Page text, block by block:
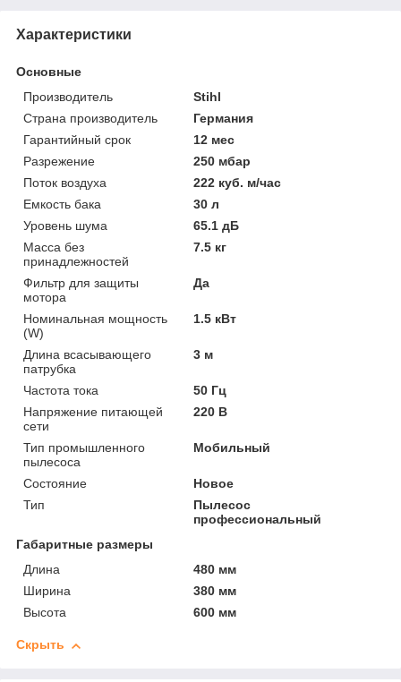
Характеристики
Основные
Производитель
Stihl
Страна производитель
Германия
Гарантийный срок
12 мес
Разрежение
250 мбар
Поток воздуха
222 куб. м/час
Емкость бака
30 л
Уровень шума
65.1 дБ
Масса без
принадлежностей
7.5 кг
Фильтр для защиты
мотора
Да
Номинальная мощность
(W)
1.5 кВт
Длина всасывающего
патрубка
3 м
Частота тока
50 Гц
Напряжение питающей
сети
220 В
Тип промышленного
пылесоса
Мобильный
Состояние
Новое
Тип
Пылесос
профессиональный
Габаритные размеры
Длина
480 мм
Ширина
380 мм
Высота
600 мм
Скрыть